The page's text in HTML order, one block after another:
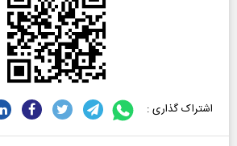
اشتراک گذاری :